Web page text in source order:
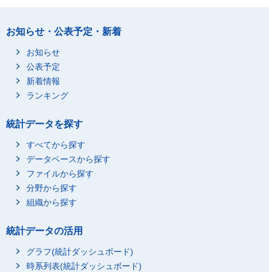
お知らせ・公表予定・新着
お知らせ
公表予定
新着情報
ランキング
統計データを探す
すべてから探す
データベースから探す
ファイルから探す
分野から探す
組織から探す
統計データの活用
グラフ(統計ダッシュボード)
時系列表(統計ダッシュボード)